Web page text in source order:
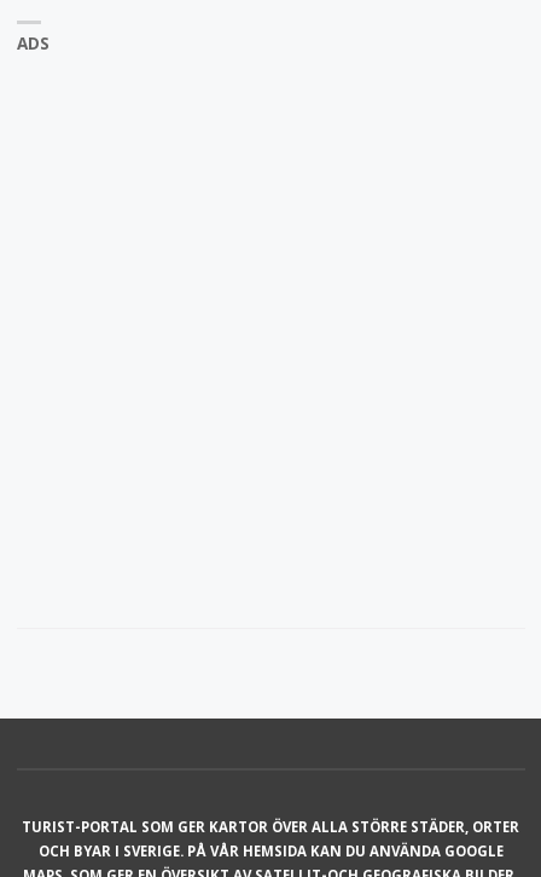
ADS
TURIST-PORTAL SOM GER KARTOR ÖVER ALLA STÖRRE STÄDER, ORTER
OCH BYAR I SVERIGE. PÅ VÅR HEMSIDA KAN DU ANVÄNDA GOOGLE